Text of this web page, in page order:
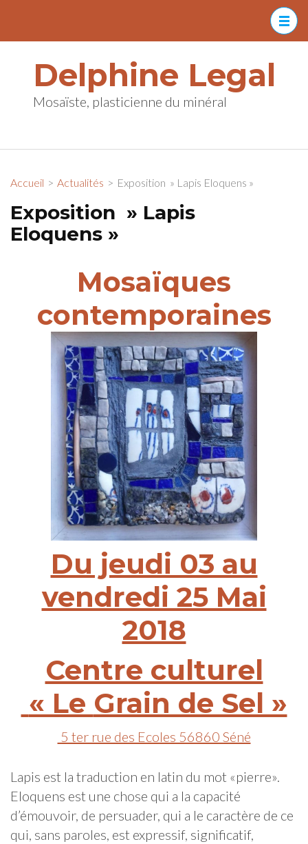
(Pressez
Entrée)Delphine Legal
Mosaïste, plasticienne du minéral
Accueil > Actualités > Exposition » Lapis Eloquens »
Exposition » Lapis
Eloquens »
Mosaïques
contemporaines
Du jeudi 03 au
vendredi 25 Mai
2018
Centre culturel
« Le Grain de Sel »
5 ter rue des Ecoles 56860 Séné
Lapis est la traduction en latin du mot «pierre».
Eloquens est une chose qui a la capacité
d’émouvoir, de persuader, qui a le caractère de ce
qui, sans paroles, est expressif, significatif,